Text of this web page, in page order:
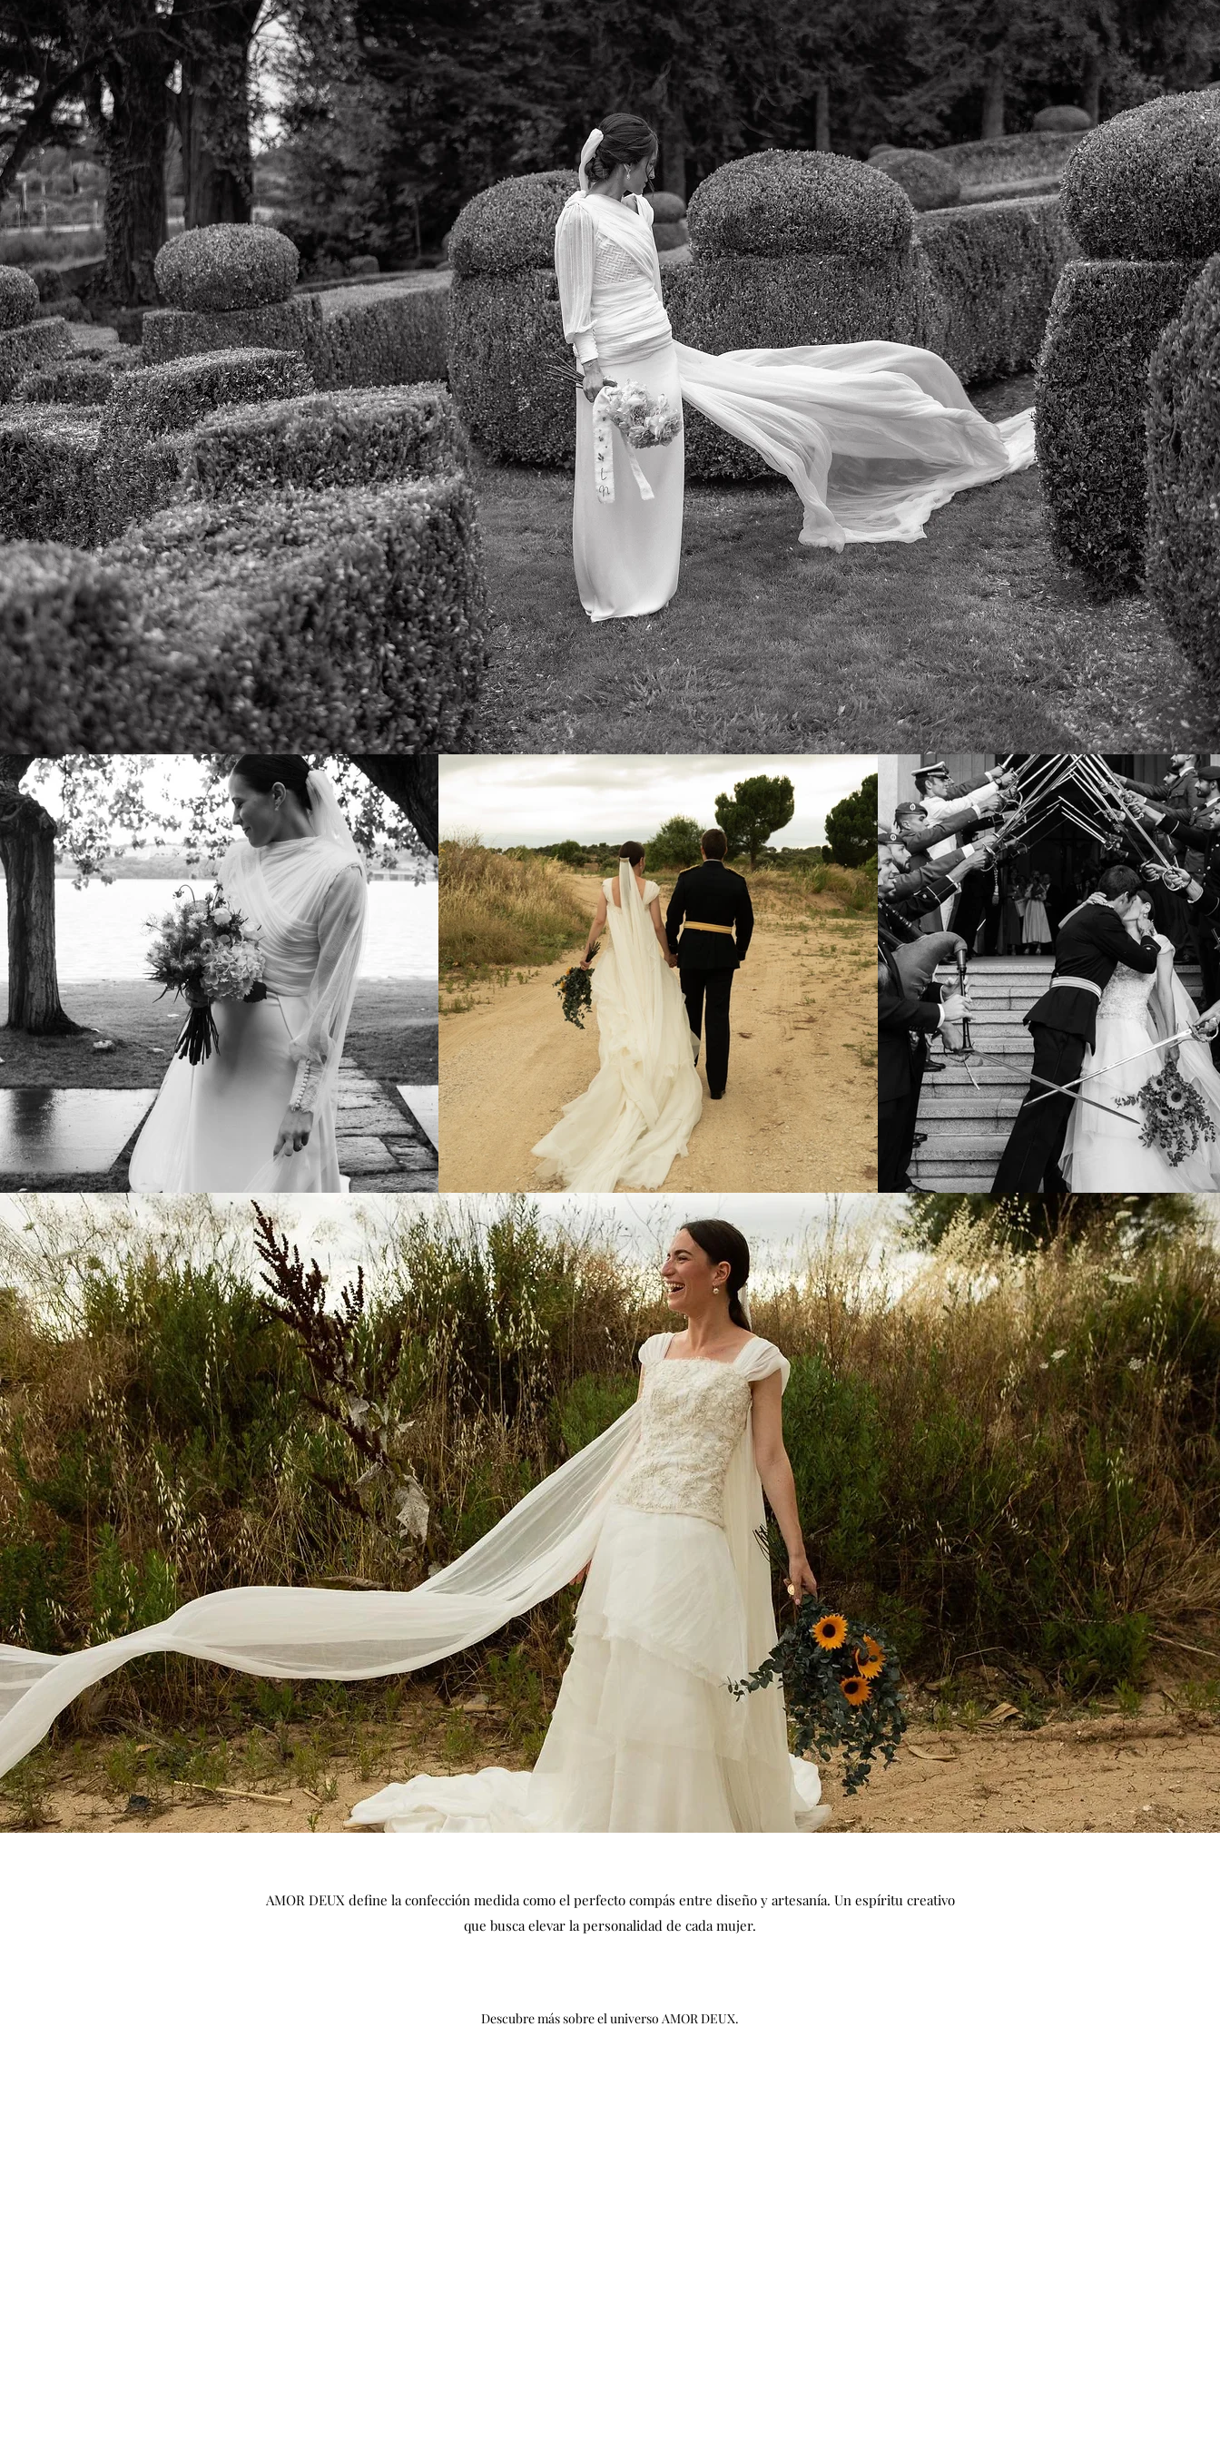
AMOR DEUX define la confección medida como el perfecto compás entre diseño y artesanía. Un espíritu creativo
que busca elevar la personalidad de cada mujer.
Descubre más sobre el universo AMOR DEUX.